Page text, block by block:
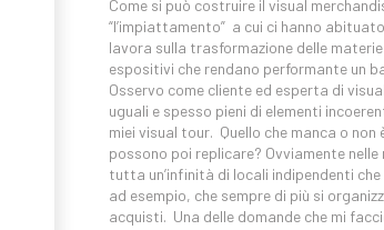
Come si può costruire il visual
“l’impiattamento” a cui ci hanno
lavora sulla trasformazione delle
espositivi che rendano performante un
Osservo come cliente ed esperta di
uguali e spesso pieni di elementi
miei visual tour. Quello che manca o
possono poi replicare? Ovviamente
tutta un’infinità di locali indipendenti
ad esempio, che sempre di più si
acquisti. Una delle domande che mi